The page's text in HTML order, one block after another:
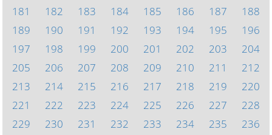
181
182 183 184 185 186 187
188
189
190 191 192 193 194 195
196
197
198 199 200 201 202 203
204
205
206 207 208 209 210 211
212
213
214 215 216 217 218 219
220
221
222 223 224 225 226 227
228
229
230 231 232 233 234 235
236